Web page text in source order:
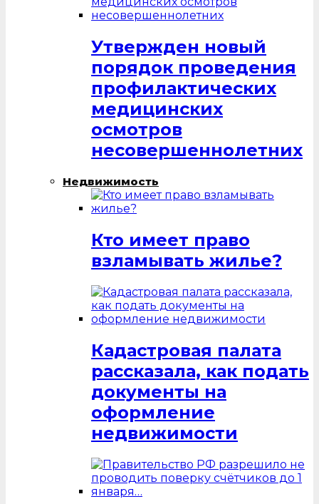
Утвержден новый
порядок проведения
профилактических
медицинских
осмотров
несовершеннолетних
Недвижимость
Кто имеет право
взламывать жилье?
Кадастровая палата
рассказала, как подать
документы на
оформление
недвижимости